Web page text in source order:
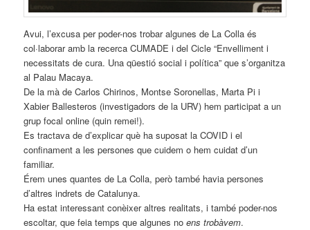
Avui, l’excusa per poder-nos trobar algunes de La Colla és
col·laborar amb la recerca CUMADE i del Cicle “Envelliment i
necessitats de cura. Una qüestió social i política” que s’organitza
al Palau Macaya.
De la mà de Carlos Chirinos, Montse Soronellas, Marta Pi i
Xabier Ballesteros (investigadors de la URV) hem participat a un
grup focal online (quin remei!).
Es tractava de d’explicar què ha suposat la COVID i el
confinament a les persones que cuidem o hem cuidat d’un
familiar.
Érem unes quantes de La Colla, però també havia persones
d’altres indrets de Catalunya.
Ha estat interessant conèixer altres realitats, i també poder-nos
escoltar, que feia temps que algunes noens trobàvem.